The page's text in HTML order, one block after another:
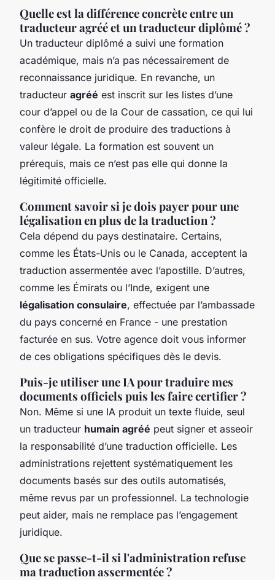
Quelle est la différence concrète entre un
traducteur agréé et un traducteur diplômé ?
Un traducteur diplômé a suivi une formation
académique, mais n’a pas nécessairement de
reconnaissance juridique. En revanche, un
traducteur agréé est inscrit sur les listes d’une
cour d’appel ou de la Cour de cassation, ce qui lui
confère le droit de produire des traductions à
valeur légale. La formation est souvent un
prérequis, mais ce n’est pas elle qui donne la
légitimité officielle.
Comment savoir si je dois payer pour une
légalisation en plus de la traduction ?
Cela dépend du pays destinataire. Certains,
comme les États-Unis ou le Canada, acceptent la
traduction assermentée avec l’apostille. D’autres,
comme les Émirats ou l’Inde, exigent une
légalisation consulaire, effectuée par l’ambassade
du pays concerné en France - une prestation
facturée en sus. Votre agence doit vous informer
de ces obligations spécifiques dès le devis.
Puis-je utiliser une IA pour traduire mes
documents officiels puis les faire certifier ?
Non. Même si une IA produit un texte fluide, seul
un traducteur humain agréé peut signer et asseoir
la responsabilité d’une traduction officielle. Les
administrations rejettent systématiquement les
documents basés sur des outils automatisés,
même revus par un professionnel. La technologie
peut aider, mais ne remplace pas l’engagement
juridique.
Que se passe-t-il si l'administration refuse
ma traduction assermentée ?